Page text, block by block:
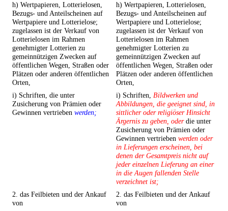
h) Wertpapieren, Lotterielosen,
Bezugs- und Anteilscheinen auf
Wertpapiere und Lotterielose;
zugelassen ist der Verkauf von
Lotterielosen im Rahmen
genehmigter Lotterien zu
gemeinnützigen Zwecken auf
öffentlichen Wegen, Straßen oder
Plätzen oder anderen öffentlichen
Orten,
h) Wertpapieren, Lotterielosen,
Bezugs- und Anteilscheinen auf
Wertpapiere und Lotterielose;
zugelassen ist der Verkauf von
Lotterielosen im Rahmen
genehmigter Lotterien zu
gemeinnützigen Zwecken auf
öffentlichen Wegen, Straßen oder
Plätzen oder anderen öffentlichen
Orten,
i) Schriften, die unter
Zusicherung von Prämien oder
Gewinnen vertrieben werden;
i) Schriften, Bildwerken und
Abbildungen, die geeignet sind, in
sittlicher oder religiöser Hinsicht
Ärgernis zu geben, oderdie unter
Zusicherung von Prämien oder
Gewinnen vertrieben werden oder
in Lieferungen erscheinen, bei
denen der Gesamtpreis nicht auf
jeder einzelnen Lieferung an einer
in die Augen fallenden Stelle
verzeichnet ist;
2. das Feilbieten und der Ankauf
von
2. das Feilbieten und der Ankauf
von